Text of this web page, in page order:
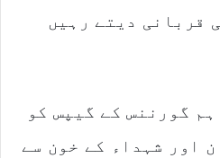
قربانی دیتے رہیں
گورننس کے گیپس کو
اور شہداء کے خون سے